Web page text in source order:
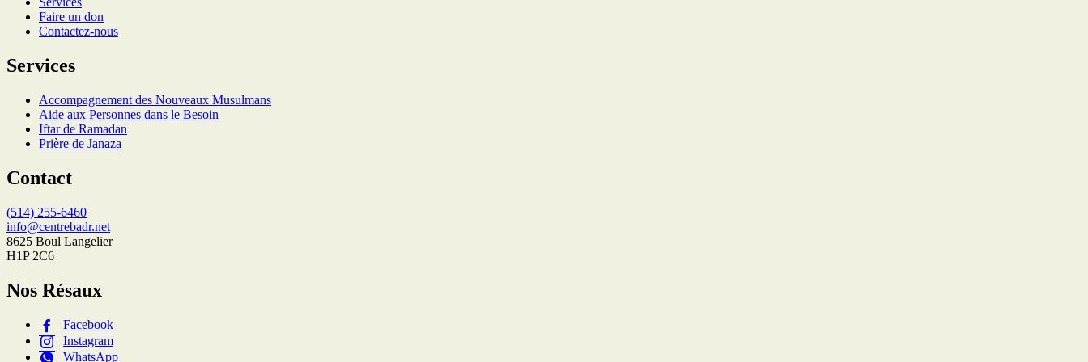
Faire un don
Contactez-nous
Services
Accompagnement des Nouveaux Musulmans
Aide aux Personnes dans le Besoin
Iftar de Ramadan
Prière de Janaza
Contact
(514) 255-6460
info@centrebadr.net
8625 Boul Langelier
H1P 2C6
Nos Résaux
Facebook
Instagram
WhatsApp